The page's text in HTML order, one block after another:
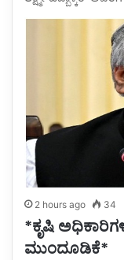
2 hours ago 34
*ಕೃಷಿ
ಮುಂದೂಡಿಕೆ*